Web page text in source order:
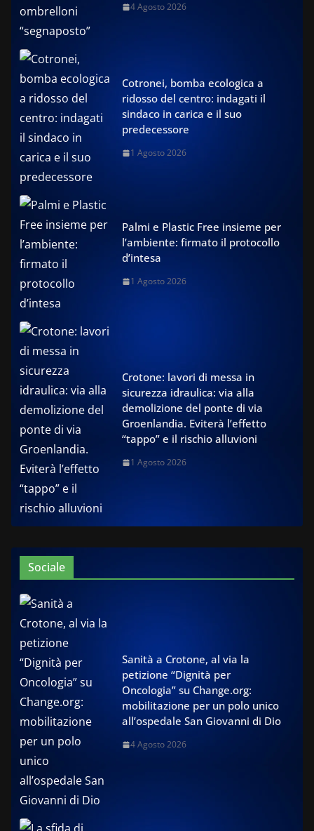
4 Agosto 2026
Cotronei, bomba ecologica a
ridosso del centro: indagati il
sindaco in carica e il suo
predecessore
1 Agosto 2026
Palmi e Plastic Free insieme per
l’ambiente: firmato il protocollo
d’intesa
1 Agosto 2026
Crotone: lavori di messa in
sicurezza idraulica: via alla
demolizione del ponte di via
Groenlandia. Eviterà l’effetto
“tappo” e il rischio alluvioni
1 Agosto 2026
Sociale
Sanità a Crotone, al via la
petizione “Dignità per
Oncologia” su Change.org:
mobilitazione per un polo unico
all’ospedale San Giovanni di Dio
4 Agosto 2026